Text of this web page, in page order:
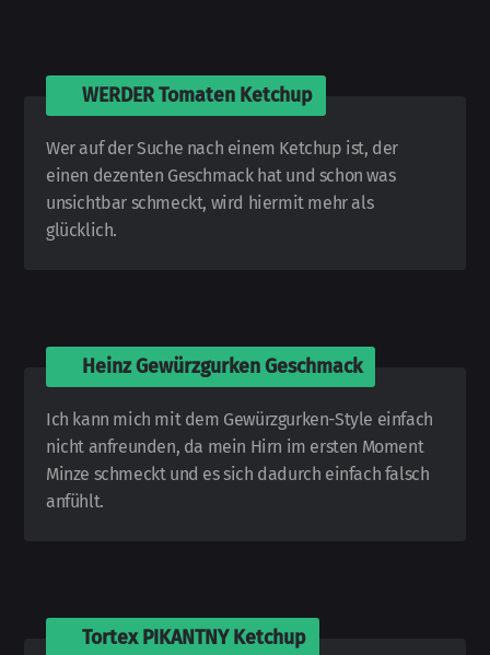
WERDER Tomaten Ketchup
Wer auf der Suche nach einem Ketchup ist, der
einen dezenten Geschmack hat und schon was
unsichtbar schmeckt, wird hiermit mehr als
glücklich.
Heinz Gewürzgurken Geschmack
Ich kann mich mit dem Gewürz­gurken-Style einfach
nicht an­freun­den, da mein Hirn im ersten Moment
Minze schmeckt und es sich dadurch einfach falsch
anfühlt.
Tortex PIKANTNY Ketchup